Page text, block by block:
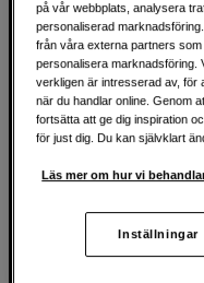
För kreatören
På Scandinavian
människor att
video, film, musik,
tekniken och
för att guida dig så att
säkerställer vi att du
på vår webbplats, analysera
personaliserad
från våra externa partners
personalisera marknadsföring.
verkligen är intresserad av, för
när du handlar online. Genom
fortsätta att ge dig inspiration
för just dig. Du kan självklart
Läs mer om hur vi
Inställningar